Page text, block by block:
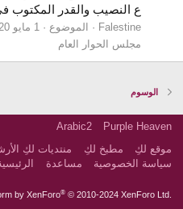
ع النصيب والقدر المكتوب
Falestine الموضوع 1 مايو 2020
مجلس الحوار العام
الوسوم
Purple Heaven
Arabic2
موقع لكِ
مطبخ لكِ منتديات لكِ
سياسة الخصوصية
مساعدة
by XenForo® © 2010-2024 XenForo Ltd.